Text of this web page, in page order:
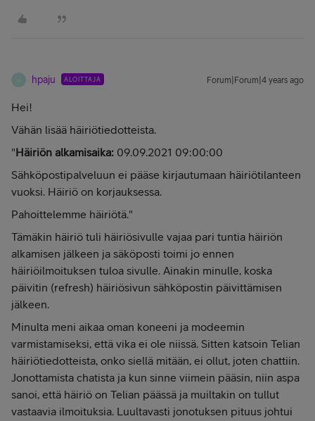
H hpaju ALOITTAJA Forum|Forum|4 years ago
Hei!
Vähän lisää häiriötiedotteista.
"Häiriön alkamisaika: 09.09.2021 09:00:00
Sähköpostipalveluun ei pääse kirjautumaan häiriötilanteen
vuoksi. Häiriö on korjauksessa.
Pahoittelemme häiriötä."
Tämäkin häiriö tuli häiriösivulle vajaa pari tuntia häiriön
alkamisen jälkeen ja säköposti toimi jo ennen
häiriöilmoituksen tuloa sivulle. Ainakin minulle, koska
päivitin (refresh) häiriösivun sähköpostin päivittämisen
jälkeen.
Minulta meni aikaa oman koneeni ja modeemin
varmistamiseksi, että vika ei ole niissä. Sitten katsoin Telian
häiriötiedotteista, onko siellä mitään, ei ollut, joten chattiin.
Jonottamista chatista ja kun sinne viimein pääsin, niin aspa
sanoi, että häiriö on Telian päässä ja muiltakin on tullut
vastaavia ilmoituksia. Luultavasti jonotuksen pituus johtui